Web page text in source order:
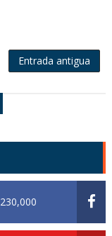
Entrada antigua
230,000